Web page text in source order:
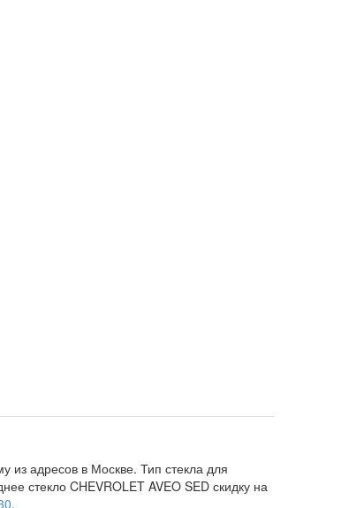
из адресов в Москве. Тип стекла для
стекло CHEVROLET AVEO SED скидку на
.